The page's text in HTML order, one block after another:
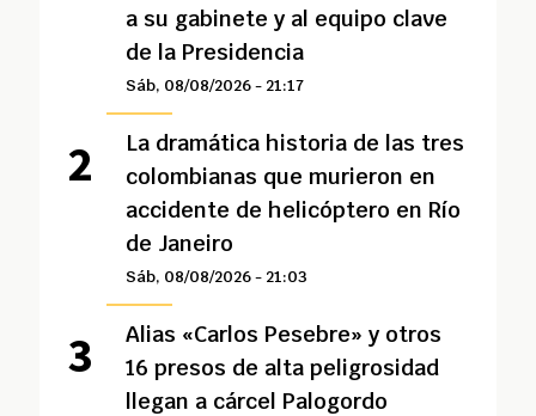
a su gabinete y al equipo clave
de la Presidencia
Sáb, 08/08/2026 - 21:17
La dramática historia de las tres
colombianas que murieron en
accidente de helicóptero en Río
de Janeiro
Sáb, 08/08/2026 - 21:03
Alias «Carlos Pesebre» y otros
16 presos de alta peligrosidad
llegan a cárcel Palogordo